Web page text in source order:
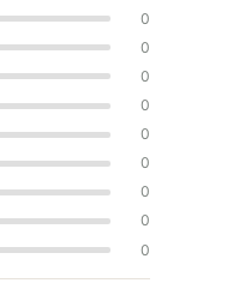
0
0
0
0
0
0
0
0
0